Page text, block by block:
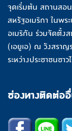
จุดเริ่มต้น สถานสอ
สหรัฐอเมริกา ในพ
อเมริกัน ร่วมจัดตั้ง
(เอยูเอ) ณ วังสราญ
ระหว่างประชาชนช
ช่องทางติดต่อ